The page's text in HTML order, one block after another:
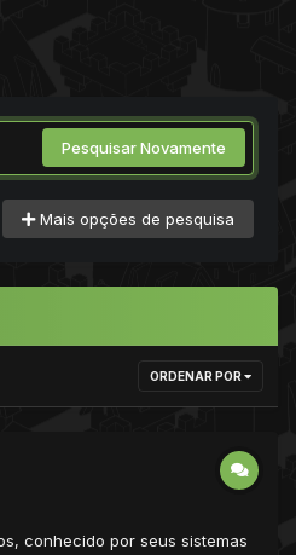
Pesquisar Novamente
Mais opções de pesquisa
ORDENAR POR
conhecido por seus sistemas